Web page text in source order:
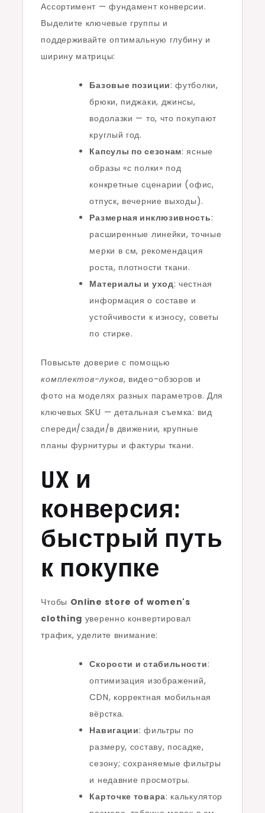
Ассортимент — фундамент конверсии.
Выделите ключевые группы и
поддерживайте оптимальную глубину и
ширину матрицы:
Базовые позиции: футболки,
брюки, пиджаки, джинсы,
водолазки — то, что покупают
круглый год.
Капсулы по сезонам: ясные
образы «с полки» под
конкретные сценарии (офис,
отпуск, вечерние выходы).
Размерная инклюзивность:
расширенные линейки, точные
мерки в см, рекомендация
роста, плотности ткани.
Материалы и уход: честная
информация о составе и
устойчивости к износу, советы
по стирке.
Повысьте доверие с помощью
комплектов-луков, видео-обзоров и
фото на моделях разных параметров. Для
ключевых SKU — детальная съемка: вид
спереди/сзади/в движении, крупные
планы фурнитуры и фактуры ткани.
UX и
конверсия:
быстрый путь
к покупке
Чтобы Online store of women's
clothing уверенно конвертировал
трафик, уделите внимание:
Скорости и стабильности:
оптимизация изображений,
CDN, корректная мобильная
вёрстка.
Навигации: фильтры по
размеру, составу, посадке,
сезону; сохраняемые фильтры
и недавние просмотры.
Карточке товара: калькулятор